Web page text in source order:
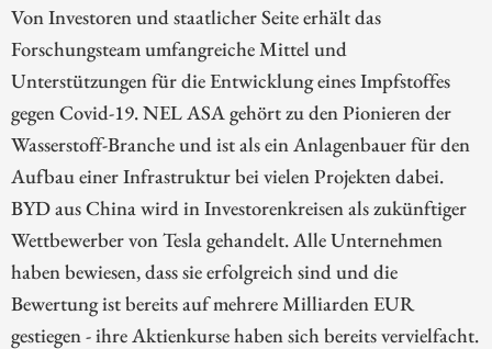
Von Investoren und staatlicher Seite erhält das
Forschungsteam umfangreiche Mittel und
Unterstützungen für die Entwicklung eines Impfstoffes
gegen Covid-19. NEL ASA gehört zu den Pionieren der
Wasserstoff-Branche und ist als ein Anlagenbauer für den
Aufbau einer Infrastruktur bei vielen Projekten dabei.
BYD aus China wird in Investorenkreisen als zukünftiger
Wettbewerber von Tesla gehandelt. Alle Unternehmen
haben bewiesen, dass sie erfolgreich sind und die
Bewertung ist bereits auf mehrere Milliarden EUR
gestiegen - ihre Aktienkurse haben sich bereits vervielfacht.